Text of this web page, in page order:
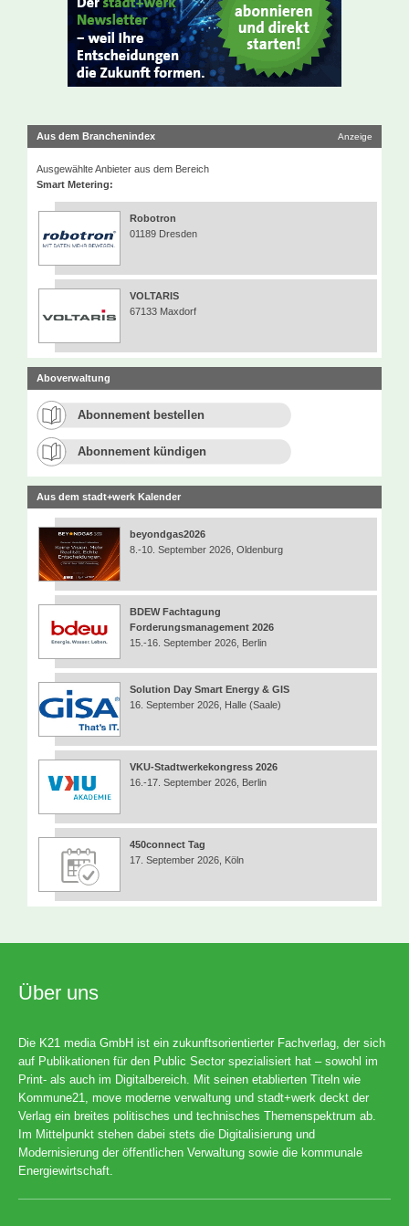
Aus dem Branchenindex Anzeige
Ausgewählte Anbieter aus dem Bereich
Smart Metering:
Robotron
01189 Dresden
VOLTARIS
67133 Maxdorf
Aboverwaltung
Abonnement bestellen
Abonnement kündigen
Aus dem stadt+werk Kalender
beyondgas2026
8.-10. September 2026, Oldenburg
BDEW Fachtagung
Forderungsmanagement 2026
15.-16. September 2026, Berlin
Solution Day Smart Energy & GIS
16. September 2026, Halle (Saale)
VKU-Stadtwerkekongress 2026
16.-17. September 2026, Berlin
450connect Tag
17. September 2026, Köln
Über uns
Die K21 media GmbH ist ein zukunftsorientierter Fachverlag, der sich
auf Publikationen für den Public Sector spezialisiert hat – sowohl im
Print- als auch im Digitalbereich. Mit seinen etablierten Titeln wie
Kommune21, move moderne verwaltung und stadt+werk deckt der
Verlag ein breites politisches und technisches Themenspektrum ab.
Im Mittelpunkt stehen dabei stets die Digitalisierung und
Modernisierung der öffentlichen Verwaltung sowie die kommunale
Energiewirtschaft.